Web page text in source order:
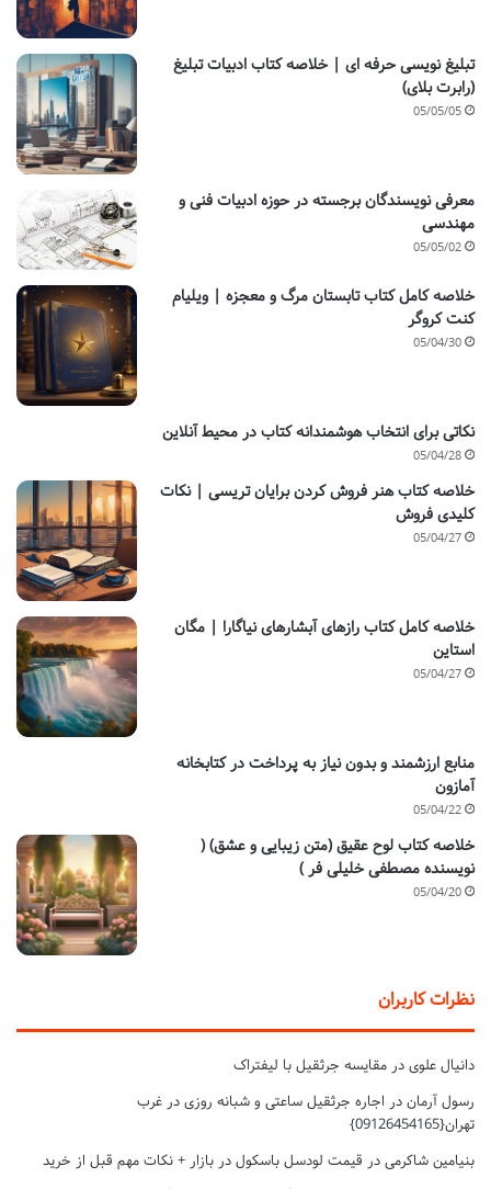
تبلیغ نویسی حرفه ای | خلاصه کتاب ادبیات تبلیغ
(رابرت بلای)
05/05/05
معرفی نویسندگان برجسته در حوزه ادبیات فنی و
مهندسی
05/05/02
خلاصه کامل کتاب تابستان مرگ و معجزه | ویلیام
کنت کروگر
05/04/30
نکاتی برای انتخاب هوشمندانه کتاب در محیط آنلاین
05/04/28
خلاصه کتاب هنر فروش کردن برایان تریسی | نکات
کلیدی فروش
05/04/27
خلاصه کامل کتاب رازهای آبشارهای نیاگارا | مگان
استاین
05/04/27
منابع ارزشمند و بدون نیاز به پرداخت در کتابخانه
آمازون
05/04/22
خلاصه کتاب لوح عقیق (متن زیبایی و عشق) (
نویسنده مصطفی خلیلی فر )
05/04/20
نظرات کاربران
دانیال علوی در مقایسه جرثقیل با لیفتراک
رسول آرمان در اجاره جرثقیل ساعتی و شبانه روزی در غرب
تهران{09126454165}
بنیامین شاکرمی در قیمت لودسل باسکول در بازار + نکات مهم قبل از خرید